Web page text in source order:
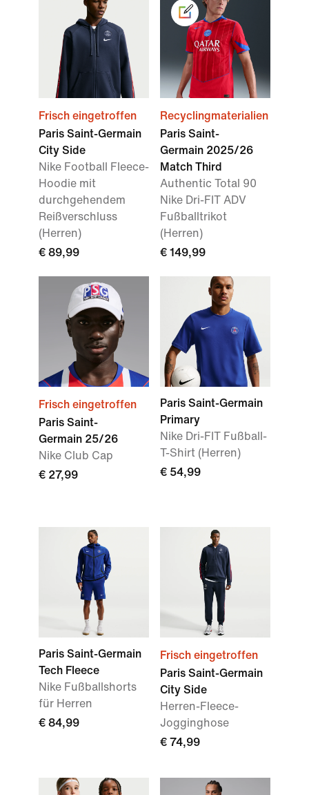
Frisch eingetroffen
Paris Saint-Germain
City Side
Nike Football Fleece-
Hoodie mit
durchgehendem
Reißverschluss
(Herren)
€ 89,99
Recyclingmaterialien
Paris Saint-
Germain 2025/26
Match Third
Authentic Total 90
Nike Dri-FIT ADV
Fußballtrikot
(Herren)
€ 149,99
Frisch eingetroffen
Paris Saint-
Germain 25/26
Nike Club Cap
€ 27,99
Paris Saint-Germain
Primary
Nike Dri-FIT Fußball-
T-Shirt (Herren)
€ 54,99
Paris Saint-Germain
Tech Fleece
Nike Fußballshorts
für Herren
€ 84,99
Frisch eingetroffen
Paris Saint-Germain
City Side
Herren-Fleece-
Jogginghose
€ 74,99